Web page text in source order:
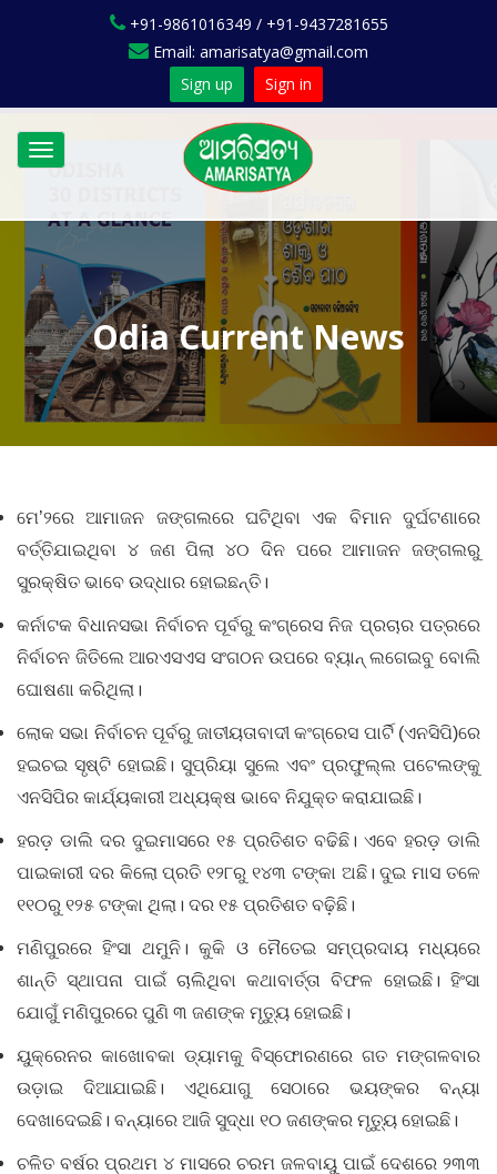
+91-9861016349 / +91-9437281655
Email: amarisatya@gmail.com
Sign up
Sign in
Toggle
navigation
Odia Current News
ମେ’୨ରେ ଆମାଜନ ଜଙ୍ଗଲରେ ଘଟିଥିବା ଏକ ବିମାନ ଦୁର୍ଘଟଣାରେ
ବର୍ତ୍ତିଯାଇଥିବା ୪ ଜଣ ପିଲା ୪୦ ଦିନ ପରେ ଆମାଜନ ଜଙ୍ଗଲରୁ
ସୁରକ୍ଷିତ ଭାବେ ଉଦ୍ଧାର ହୋଇଛନ୍ତି।
କର୍ନାଟକ ବିଧାନସଭା ନିର୍ବାଚନ ପୂର୍ବରୁ କଂଗ୍ରେସ ନିଜ ପ୍ରଚାର ପତ୍ରରେ
ନିର୍ବାଚନ ଜିତିଲେ ଆରଏସଏସ ସଂଗଠନ ଉପରେ ବ୍ୟାନ୍‌ ଲଗେଇବୁ ବୋଲି
ଘୋଷଣା କରିଥିଲା।
ଲୋକ ସଭା ନିର୍ବାଚନ ପୂର୍ବରୁ ଜାତୀୟତାବାଦୀ କଂଗ୍ରେସ ପାର୍ଟି (ଏନସିପି)ରେ
ହଇଚଇ ସୃଷ୍ଟି ହୋଇଛି। ସୁପ୍ରିୟା ସୁଲେ ଏବଂ ପ୍ରଫୁଲ୍ଲ ପଟେଲଙ୍କୁ
ଏନସିପିର କାର୍ଯ୍ୟକାରୀ ଅଧ୍ୟକ୍ଷ ଭାବେ ନିଯୁକ୍ତ କରାଯାଇଛି।
ହରଡ଼ ଡାଲି ଦର ଦୁଇମାସରେ ୧୫ ପ୍ରତିଶତ ବଢିଛି। ଏବେ ହରଡ଼ ଡାଲି
ପାଇକାରୀ ଦର କିଲୋ ପ୍ରତି ୧୨୮ରୁ ୧୪୩ ଟଙ୍କା ଅଛି। ଦୁଇ ମାସ ତଳେ
୧୧୦ରୁ ୧୨୫ ଟଙ୍କା ଥିଲା। ଦର ୧୫ ପ୍ରତିଶତ ବଢ଼ିଛି।
ମଣିପୁରରେ ହିଂସା ଥମୁନି। କୁକି ଓ ମୈତେଇ ସମ୍ପ୍ରଦାୟ ମଧ୍ୟରେ
ଶାନ୍ତି ସ୍ଥାପନା ପାଇଁ ଚାଲିଥିବା କଥାବାର୍ତ୍ତା ବିଫଳ ହୋଇଛି। ହିଂସା
ଯୋଗୁଁ ମଣିପୁରରେ ପୁଣି ୩ ଜଣଙ୍କ ମୃତ୍ୟୁ ହୋଇଛି।
ୟୁକ୍ରେନର କାଖୋବକା ଡ୍ୟାମକୁ ବିସ୍ଫୋରଣରେ ଗତ ମଙ୍ଗଳବାର
ଉଡ଼ାଇ ଦିଆଯାଇଛି। ଏଥିଯୋଗୁ ସେଠାରେ ଭୟଙ୍କର ବନ୍ୟା
ଦେଖାଦେଇଛି। ବନ୍ୟାରେ ଆଜି ସୁଦ୍ଧା ୧୦ ଜଣଙ୍କର ମୃତ୍ୟୁ ହୋଇଛି।
ଚଳିତ ବର୍ଷର ପ୍ରଥମ ୪ ମାସରେ ଚରମ ଜଳବାୟୁ ପାଇଁ ଦେଶରେ ୨୩୩